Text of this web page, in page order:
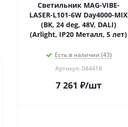
Светильник MAG-VIBE-
LASER-L101-6W Day4000-MIX
(BK, 24 deg, 48V, DALI)
(Arlight, IP20 Металл, 5 лет)
Есть в наличии (43)
Артикул: 044418
7 261 ₽/шт